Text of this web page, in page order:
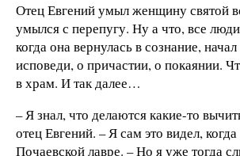
Отец Евгений умыл женщину святой
умылся с перепугу. Ну а что, все
когда она вернулась в сознание,
исповеди, о причастии, о покаянии.
в храм. И так далее…
– Я знал, что делаются какие-то
отец Евгений. – Я сам это видел,
Почаевской лавре. – Но я уже тогда